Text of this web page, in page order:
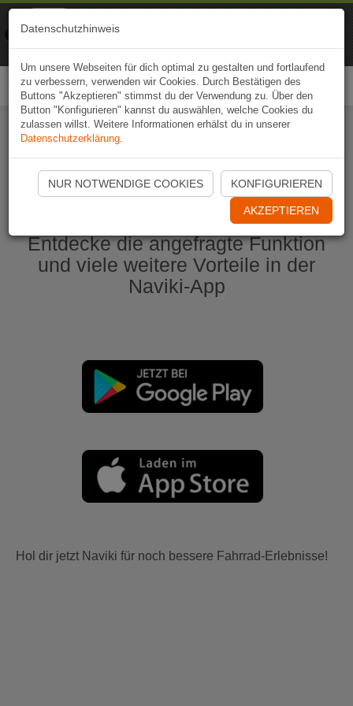
Naviki App jetzt öffnen
Entdecke die angefragte Funktion
und viele weitere Vorteile in der
Naviki-App
Hol dir jetzt Naviki für noch bessere Fahrrad-Erlebnisse!
Datenschutzhinweis
Um unsere Webseiten für dich optimal zu gestalten und fortlaufend
zu verbessern, verwenden wir Cookies. Durch Bestätigen des
Buttons "Akzeptieren" stimmst du der Verwendung zu. Über den
Button "Konfigurieren" kannst du auswählen, welche Cookies du
zulassen willst. Weitere Informationen erhälst du in unserer
Datenschutzerklärung.
NUR NOTWENDIGE COOKIES KONFIGURIEREN
AKZEPTIEREN
Naviki